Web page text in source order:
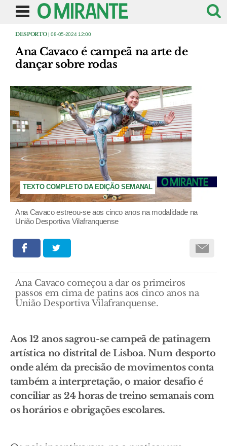
DESPORTO| 08-05-2024 12:00
Ana Cavaco é campeã na arte de
dançar sobre rodas
TEXTO COMPLETO DA EDIÇÃO SEMANAL
Ana Cavaco estreou-se aos cinco anos na modalidade na
União Desportiva Vilafranquense
Ana Cavaco começou a dar os primeiros
passos em cima de patins aos cinco anos na
União Desportiva Vilafranquense.
Aos 12 anos sagrou-se campeã de patinagem
artística no distrital de Lisboa. Num desporto
onde além da precisão de movimentos conta
também a interpretação, o maior desafio é
conciliar as 24 horas de treino semanais com
os horários e obrigações escolares.